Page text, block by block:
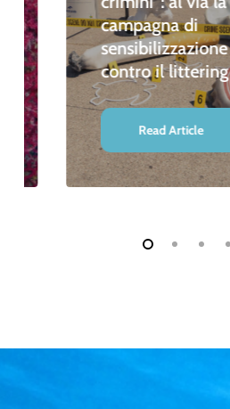
campagna di
sensibilizzazione
contro il littering
Read Article